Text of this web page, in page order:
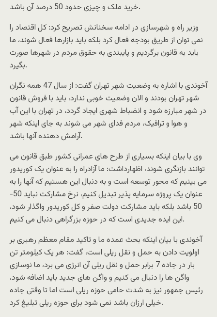
خرید ملک و چیزی حدود 50 درصد آن باشد.
وزیر راه و شهرسازی در ادامه سخنانش تصریح کرد: کل اقتصاد را
نمی توان از طریق بودجه فعال کرد بلکه باید بازارها فعال شوند، ما
باید به قانون برگردیم و پایبندی به حقوق مردم در شهرها صورت
بگیرد.
آخوندی با اشاره به وضعیت شهر تهران گفت: از سال 47 همه نگران
شهر تهران بودند و الان وضعیت خوبی ندارد، باید با فروش قانون
در شهر مبارزه شود و انضباط شهری ایجاد گردد، در تهران با این آب
و هوا و ترافیک، مردم فدای شهر می شوند به جای اینکه شهر
آرامش دهنده آنها باشد.
وی با بیان اینکه بسیاری از طرح های عمرانی کشور طبق قانون می
توانند بازنگری شوند، اظهارداشت: ما آزادراه را به عنوان یک کوریدور
می بینیم که محور توسعه است و به دنبال این هستیم که آنها را به
عنوان یک پروژه سرمایه پذیر تبدیل کنیم، نرخ مشارکت نباید 50-
50 باشد بلکه باید مشارکت دولت صفر و کل کوریدور واگذار شود،
این ایده جدیدی است که در حوزه بزرگراهی دنبال می کنیم.
آخوندی با بیان اینکه بحث عمده ما و تاکید مقام معظم رهبری بر
اولویت دادن به حمل و نقل ریلی است، گفت: هر یک کیلومتر تن
بار در جاده 7 برابر حمل و نقل ریلی آن انرژی می برد، ما نوسازی
واگن ها را دنبال می کنیم و واگن های جدید باید اضافه شود،
رئیس جمهور نیز به شدت حامی حوزه ریلی است اما تا وقتی جاده
خیلی ارزان باشد نمی شود برای حوزه ریلی تبلیغ کرد.